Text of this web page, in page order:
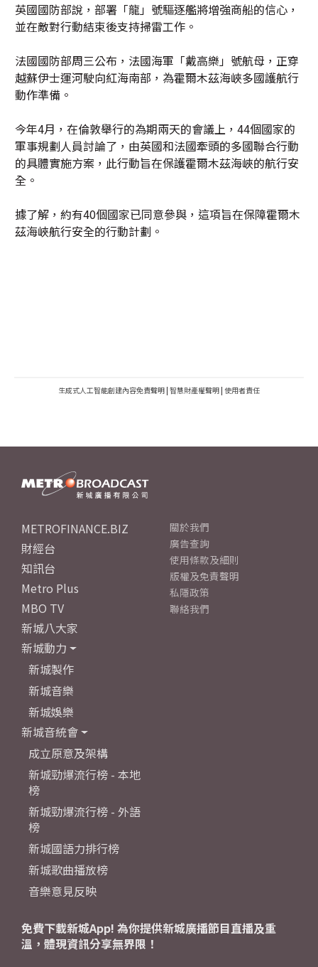
英國國防部說，部署「龍」號驅逐艦將增強商船的信心，
並在敵對行動結束後支持掃雷工作。
法國國防部周三公布，法國海軍「戴高樂」號航母，正穿
越蘇伊士運河駛向紅海南部，為霍爾木茲海峽多國護航行
動作準備。
今年4月，在倫敦舉行的為期兩天的會議上，44個國家的
軍事規劃人員討論了，由英國和法國牽頭的多國聯合行動
的具體實施方案，此行動旨在保護霍爾木茲海峽的航行安
全。
據了解，約有40個國家已同意參與，這項旨在保障霍爾木
茲海峽航行安全的行動計劃。
生成式人工智能創建內容免責聲明 | 智慧財產權聲明 | 使用者責任
METROFINANCE.BIZ
財經台
知訊台
Metro Plus
MBO TV
新城八大家
新城動力
新城製作
新城音樂
新城娛樂
新城音統會
成立原意及架構
新城勁爆流行榜 - 本地
榜
新城勁爆流行榜 - 外語
榜
新城國語力排行榜
新城歌曲播放榜
音樂意見反映
關於我們
廣告查詢
使用條款及細則
版權及免責聲明
私隱政策
聯絡我們
免費下載新城App! 為你提供新城廣播節目直播及重
溫，體現資訊分享無界限！